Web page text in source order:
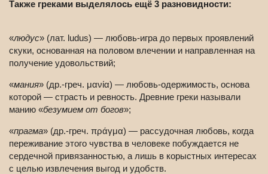
Также греками выделялось ещё 3 разновидности:
«людус» (лат. ludus) — любовь-игра до первых проявлений
скуки, основанная на половом влечении и направленная на
получение удовольствий;
«мания» (др.-греч. μανία) — любовь-одержимость, основа
которой — страсть и ревность. Древние греки называли
манию «безумием от богов»;
«прагма» (др.-греч. πράγμα) — рассудочная любовь, когда
переживание этого чувства в человеке побуждается не
сердечной привязанностью, а лишь в корыстных интересах
с целью извлечения выгод и удобств.